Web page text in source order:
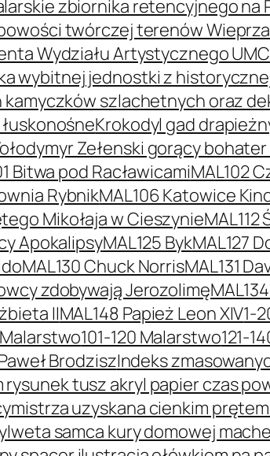
zbiornika retencyjnego na
twórczej terenów
Wydziału Artystycznego
wybitnej jednostki z
szlachetnych oraz
Krokodyl gad
Zełenski gorący
Bitwa pod RacławicamiMAL102
RybnikMAL106 Katowice
Mikołaja w CieszynieMAL112
ApokalipsyMAL125 BykMAL127
MAL130 Chuck NorrisMAL131
zdobywają Jerozolimę
IIMAL148 Papież Leon XIV1-
101-120 Malarstwo121-
BrodziszIndeks
rysunek tusz akryl papier czas
uzyskana cienkim
samca kury domowej